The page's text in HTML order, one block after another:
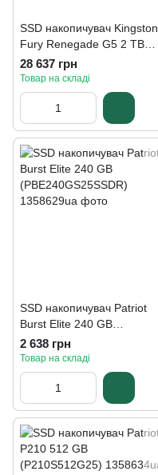
SSD накопичувач Kingston
Fury Renegade G5 2 TB
(SFYR2S/2T0)
28 637 грн
Товар на складі
SSD накопичувач Patriot
Burst Elite 240 GB
(PBE240GS25SSDR)
2 638 грн
Товар на складі